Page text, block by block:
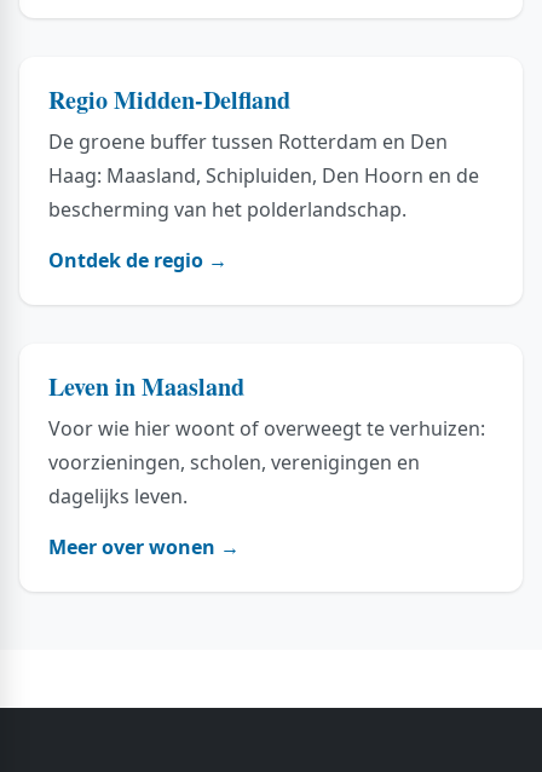
Regio Midden-Delfland
De groene buffer tussen Rotterdam en Den
Haag: Maasland, Schipluiden, Den Hoorn en de
bescherming van het polderlandschap.
Ontdek de regio →
Leven in Maasland
Voor wie hier woont of overweegt te verhuizen:
voorzieningen, scholen, verenigingen en
dagelijks leven.
Meer over wonen →